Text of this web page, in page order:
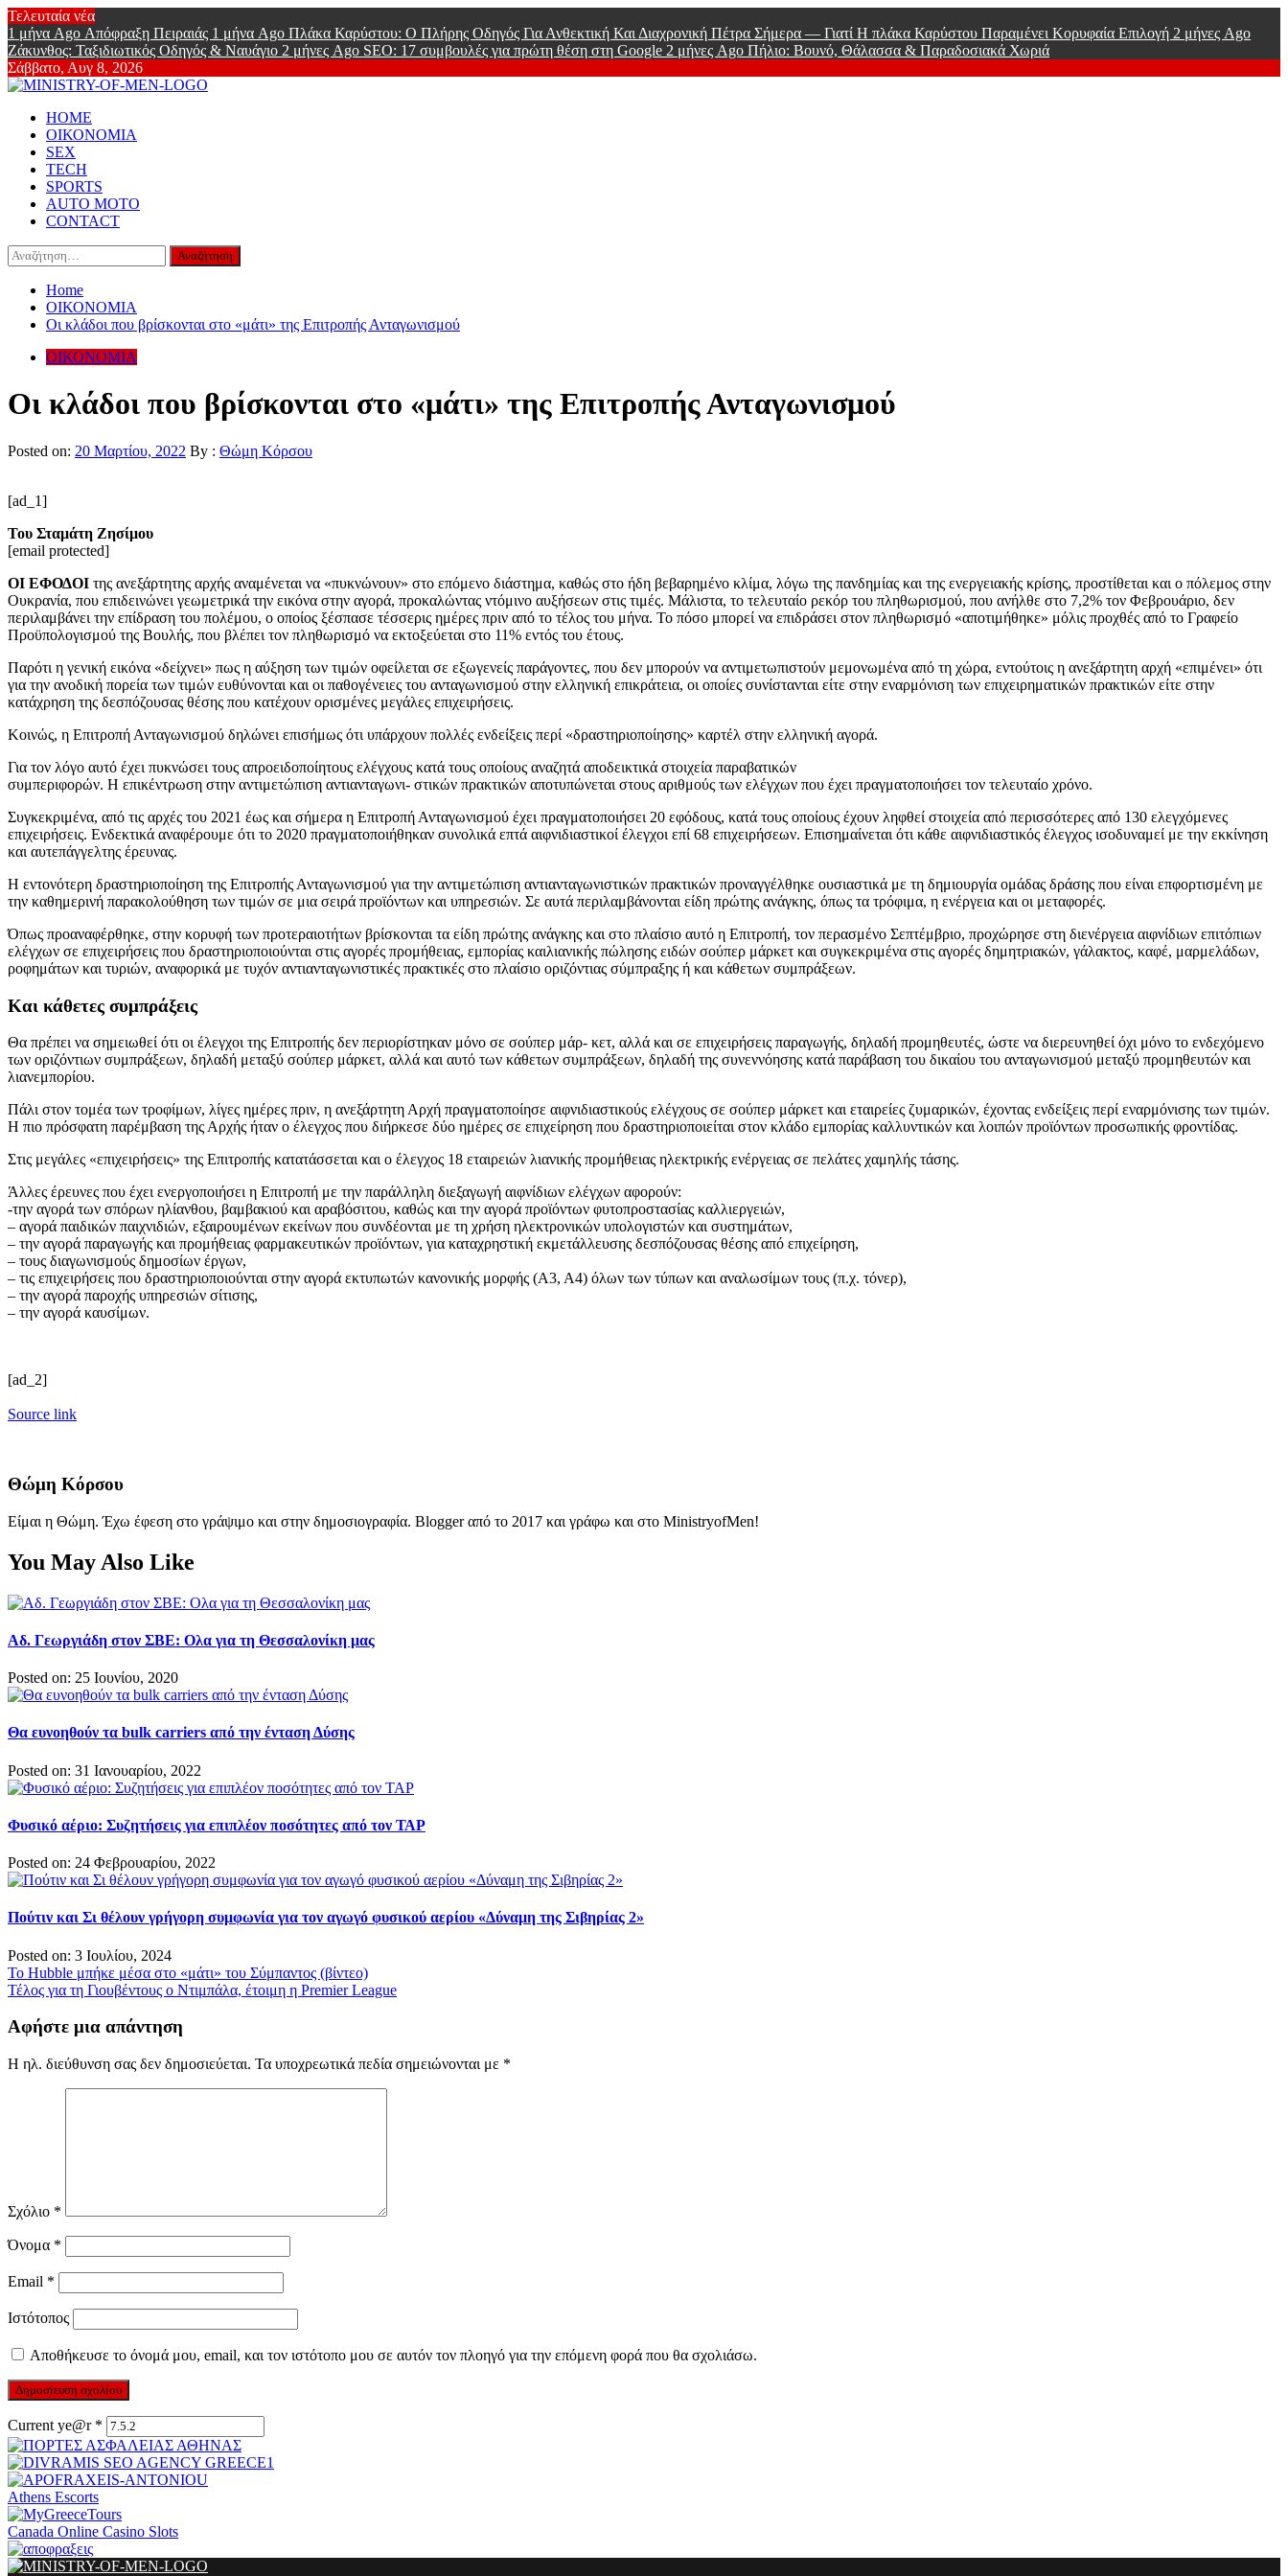
Skip
to
content
Τελευταία νέα
1 μήνα Ago Απόφραξη Πειραιάς 1 μήνα Ago Πλάκα Καρύστου: Ο Πλήρης Οδηγός Για Ανθεκτική Και Διαχρονική Πέτρα Σήμερα — Γιατί Η πλάκα Καρύστου Παραμένει Κορυφαία Επιλογή 2 μήνες Ago
Ζάκυνθος: Ταξιδιωτικός Οδηγός & Ναυάγιο 2 μήνες Ago SEO: 17 συμβουλές για πρώτη θέση στη Google 2 μήνες Ago Πήλιο: Βουνό, Θάλασσα & Παραδοσιακά Χωριά
Σάββατο, Αυγ 8, 2026
Online Lifestyle περιοδικό για Aνδρες
Primary
Menu
HOME
ΟΙΚΟΝΟΜΙΑ
SEX
TECH
SPORTS
AUTO MOTO
CONTACT
Αναζήτηση
για:
Home
ΟΙΚΟΝΟΜΙΑ
Οι κλάδοι που βρίσκονται στο «μάτι» της Επιτροπής Ανταγωνισμού
ΟΙΚΟΝΟΜΙΑ
Οι κλάδοι που βρίσκονται στο «μάτι» της Επιτροπής Ανταγωνισμού
Posted on: 20 Μαρτίου, 2022 By : Θώμη Κόρσου
[ad_1]
Του Σταμάτη Ζησίμου
[email protected]
ΟΙ ΕΦΟΔΟΙ της ανεξάρτητης αρχής αναμένεται να «πυκνώνουν» στο επόμενο διάστημα, καθώς στο ήδη βεβαρημένο κλίμα, λόγω της πανδημίας και της ενεργειακής κρίσης, προστίθεται και ο πόλεμος στην
Ουκρανία, που επιδεινώνει γεωμετρικά την εικόνα στην αγορά, προκαλώντας ντόμινο αυξήσεων στις τιμές. Μάλιστα, το τελευταίο ρεκόρ του πληθωρισμού, που ανήλθε στο 7,2% τον Φεβρουάριο, δεν
περιλαμβάνει την επίδραση του πολέμου, ο οποίος ξέσπασε τέσσερις ημέρες πριν από το τέλος του μήνα. Το πόσο μπορεί να επιδράσει στον πληθωρισμό «αποτιμήθηκε» μόλις προχθές από το Γραφείο
Προϋπολογισμού της Βουλής, που βλέπει τον πληθωρισμό να εκτοξεύεται στο 11% εντός του έτους.
Παρότι η γενική εικόνα «δείχνει» πως η αύξηση των τιμών οφείλεται σε εξωγενείς παράγοντες, που δεν μπορούν να αντιμετωπιστούν μεμονωμένα από τη χώρα, εντούτοις η ανεξάρτητη αρχή «επιμένει» ότι
για την ανοδική πορεία των τιμών ευθύνονται και οι παθογένειες του ανταγωνισμού στην ελληνική επικράτεια, οι οποίες συνίστανται είτε στην εναρμόνιση των επιχειρηματικών πρακτικών είτε στην
κατάχρηση της δεσπόζουσας θέσης που κατέχουν ορισμένες μεγάλες επιχειρήσεις.
Κοινώς, η Επιτροπή Ανταγωνισμού δηλώνει επισήμως ότι υπάρχουν πολλές ενδείξεις περί «δραστηριοποίησης» καρτέλ στην ελληνική αγορά.
Για τον λόγο αυτό έχει πυκνώσει τους απροειδοποίητους ελέγχους κατά τους οποίους αναζητά αποδεικτικά στοιχεία παραβατικών
συμπεριφορών. Η επικέντρωση στην αντιμετώπιση αντιανταγωνι- στικών πρακτικών αποτυπώνεται στους αριθμούς των ελέγχων που έχει πραγματοποιήσει τον τελευταίο χρόνο.
Συγκεκριμένα, από τις αρχές του 2021 έως και σήμερα η Επιτροπή Ανταγωνισμού έχει πραγματοποιήσει 20 εφόδους, κατά τους οποίους έχουν ληφθεί στοιχεία από περισσότερες από 130 ελεγχόμενες
επιχειρήσεις. Ενδεκτικά αναφέρουμε ότι το 2020 πραγματοποιήθηκαν συνολικά επτά αιφνιδιαστικοί έλεγχοι επί 68 επιχειρήσεων. Επισημαίνεται ότι κάθε αιφνιδιαστικός έλεγχος ισοδυναμεί με την εκκίνηση
και αυτεπάγγελτης έρευνας.
Η εντονότερη δραστηριοποίηση της Επιτροπής Ανταγωνισμού για την αντιμετώπιση αντιανταγωνιστικών πρακτικών προναγγέλθηκε ουσιαστικά με τη δημιουργία ομάδας δράσης που είναι επφορτισμένη με
την καθημερινή παρακολούθηση των τιμών σε μια σειρά προϊόντων και υπηρεσιών. Σε αυτά περιλαμβάνονται είδη πρώτης ανάγκης, όπως τα τρόφιμα, η ενέργεια και οι μεταφορές.
Όπως προαναφέρθηκε, στην κορυφή των προτεραιοτήτων βρίσκονται τα είδη πρώτης ανάγκης και στο πλαίσιο αυτό η Επιτροπή, τον περασμένο Σεπτέμβριο, προχώρησε στη διενέργεια αιφνίδιων επιτόπιων
ελέγχων σε επιχειρήσεις που δραστηριοποιούνται στις αγορές προμήθειας, εμπορίας καιλιανικής πώλησης ειδών σούπερ μάρκετ και συγκεκριμένα στις αγορές δημητριακών, γάλακτος, καφέ, μαρμελάδων,
ροφημάτων και τυριών, αναφορικά με τυχόν αντιανταγωνιστικές πρακτικές στο πλαίσιο οριζόντιας σύμπραξης ή και κάθετων συμπράξεων.
Και κάθετες συμπράξεις
Θα πρέπει να σημειωθεί ότι οι έλεγχοι της Επιτροπής δεν περιορίστηκαν μόνο σε σούπερ μάρ- κετ, αλλά και σε επιχειρήσεις παραγωγής, δηλαδή προμηθευτές, ώστε να διερευνηθεί όχι μόνο το ενδεχόμενο
των οριζόντιων συμπράξεων, δηλαδή μεταξύ σούπερ μάρκετ, αλλά και αυτό των κάθετων συμπράξεων, δηλαδή της συνεννόησης κατά παράβαση του δικαίου του ανταγωνισμού μεταξύ προμηθευτών και
λιανεμπορίου.
Πάλι στον τομέα των τροφίμων, λίγες ημέρες πριν, η ανεξάρτητη Αρχή πραγματοποίησε αιφνιδιαστικούς ελέγχους σε σούπερ μάρκετ και εταιρείες ζυμαρικών, έχοντας ενδείξεις περί εναρμόνισης των τιμών.
Η πιο πρόσφατη παρέμβαση της Αρχής ήταν ο έλεγχος που διήρκεσε δύο ημέρες σε επιχείρηση που δραστηριοποιείται στον κλάδο εμπορίας καλλυντικών και λοιπών προϊόντων προσωπικής φροντίδας.
Στις μεγάλες «επιχειρήσεις» της Επιτροπής κατατάσσεται και ο έλεγχος 18 εταιρειών λιανικής προμήθειας ηλεκτρικής ενέργειας σε πελάτες χαμηλής τάσης.
Άλλες έρευνες που έχει ενεργοποιήσει η Επιτροπή με την παράλληλη διεξαγωγή αιφνίδιων ελέγχων αφορούν:
-την αγορά των σπόρων ηλίανθου, βαμβακιού και αραβόσιτου, καθώς και την αγορά προϊόντων φυτοπροστασίας καλλιεργειών,
– αγορά παιδικών παιχνιδιών, εξαιρουμένων εκείνων που συνδέονται με τη χρήση ηλεκτρονικών υπολογιστών και συστημάτων,
– την αγορά παραγωγής και προμήθειας φαρμακευτικών προϊόντων, για καταχρηστική εκμετάλλευσης δεσπόζουσας θέσης από επιχείρηση,
– τους διαγωνισμούς δημοσίων έργων,
– τις επιχειρήσεις που δραστηριοποιούνται στην αγορά εκτυπωτών κανονικής μορφής (Α3, Α4) όλων των τύπων και αναλωσίμων τους (π.χ. τόνερ),
– την αγορά παροχής υπηρεσιών σίτισης,
– την αγορά καυσίμων.
[ad_2]
Source link
Θώμη Κόρσου
Είμαι η Θώμη. Έχω έφεση στο γράψιμο και στην δημοσιογραφία. Blogger από το 2017 και γράφω και στο MinistryofMen!
You May Also Like
Αδ. Γεωργιάδη στον ΣΒΕ: Ολα για τη Θεσσαλονίκη μας
Posted on: 25 Ιουνίου, 2020
Θα ευνοηθούν τα bulk carriers από την ένταση Δύσης
Posted on: 31 Ιανουαρίου, 2022
Φυσικό αέριο: Συζητήσεις για επιπλέον ποσότητες από τον ΤΑP
Posted on: 24 Φεβρουαρίου, 2022
Πούτιν και Σι θέλουν γρήγορη συμφωνία για τον αγωγό φυσικού αερίου «Δύναμη της Σιβηρίας 2»
Posted on: 3 Ιουλίου, 2024
Πλοήγηση
άρθρων
Το Hubble μπήκε μέσα στο «μάτι» του Σύμπαντος (βίντεο)
Τέλος για τη Γιουβέντους ο Ντιμπάλα, έτοιμη η Premier League
Αφήστε μια απάντηση
Η ηλ. διεύθυνση σας δεν δημοσιεύεται. Τα υποχρεωτικά πεδία σημειώνονται με *
Σχόλιο *
Όνομα *
Email *
Ιστότοπος
Αποθήκευσε το όνομά μου, email, και τον ιστότοπο μου σε αυτόν τον πλοηγό για την επόμενη φορά που θα σχολιάσω.
Current ye@r *
Athens Escorts
Canada Online Casino Slots